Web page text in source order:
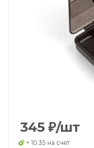
345 ₽/шт
+ 10.35 на счет